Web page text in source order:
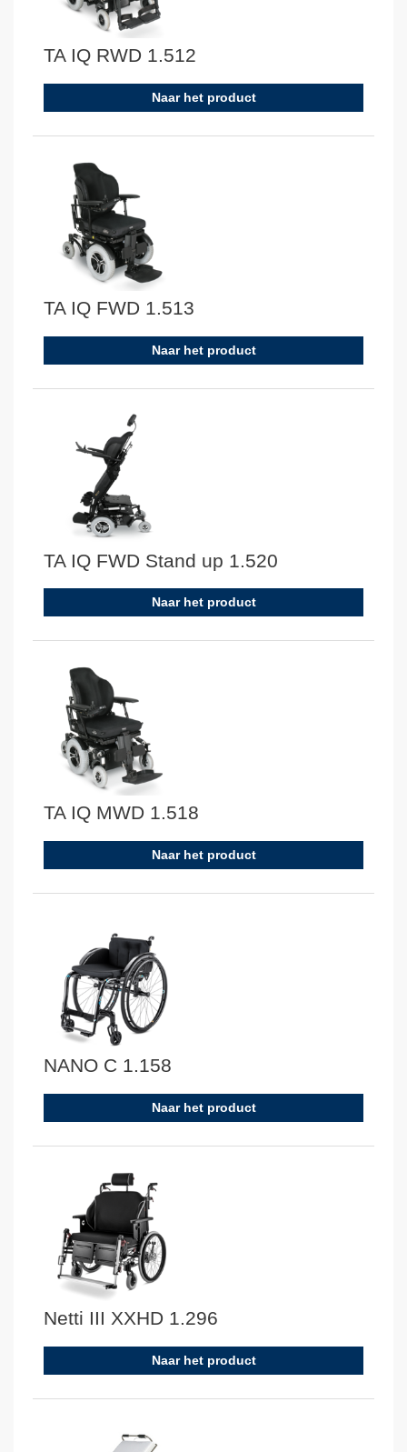
TA IQ RWD 1.512
Naar het product
TA IQ FWD 1.513
Naar het product
TA IQ FWD Stand up 1.520
Naar het product
TA IQ MWD 1.518
Naar het product
NANO C 1.158
Naar het product
Netti III XXHD 1.296
Naar het product